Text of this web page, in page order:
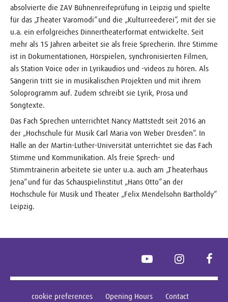
absolvierte die ZAV Bühnenreifeprüfung in Leipzig und spielte
für das „Theater Varomodi“ und die „Kulturreederei“, mit der sie
u.a. ein erfolgreiches Dinnertheaterformat entwickelte. Seit
mehr als 15 Jahren arbeitet sie als freie Sprecherin. Ihre Stimme
ist in Dokumentationen, Hörspielen, synchronisierten Filmen,
als Station Voice oder in Lyrikaudios und -videos zu hören. Als
Sängerin tritt sie in musikalischen Projekten und mit ihrem
Soloprogramm auf. Zudem schreibt sie Lyrik, Prosa und
Songtexte.
Das Fach Sprechen unterrichtet Nancy Mattstedt seit 2016 an
der „Hochschule für Musik Carl Maria von Weber Dresden“. In
Halle an der Martin-Luther-Universität unterrichtet sie das Fach
Stimme und Kommunikation. Als freie Sprech- und
Stimmtrainerin arbeitete sie unter u.a. auch am „Theaterhaus
Jena“ und für das Schauspielinstitut „Hans Otto“ an der
Hochschule für Musik und Theater „Felix Mendelsohn Bartholdy“
Leipzig.
YouTube Instagram
cookie preferences Opening Hours Contact